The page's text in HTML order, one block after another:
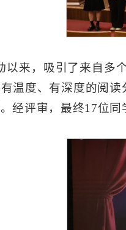
以来，吸引了来自多
温度、有深度的阅
经评审，最终17位同